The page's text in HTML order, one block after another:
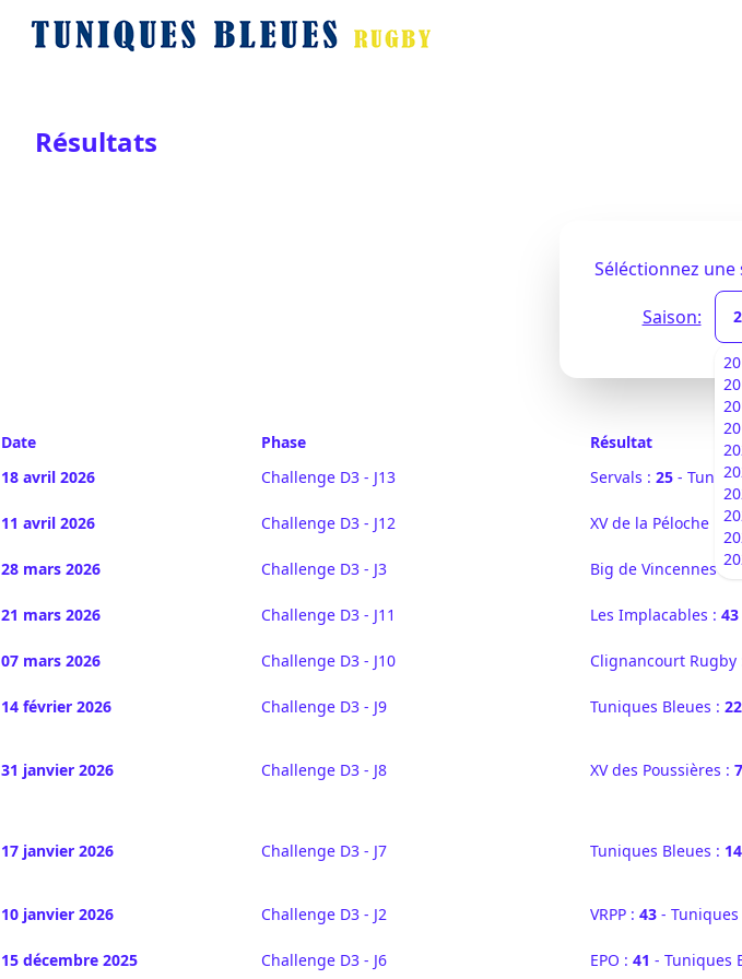
Résultats
Séléctionnez une
Saison:
Date Phase Résultat
18 avril 2026
Challenge D3 - J13 Servals : 25 -
11 avril 2026 Challenge D3 - J12 XV de la Péloche : 45
28 mars 2026 Challenge D3 - J3 Big de Vincennes :
21 mars 2026 Challenge D3 - J11 Les Implacables : 43
07 mars 2026 Challenge D3 - J10 Clignancourt Rugby
14 février 2026 Challenge D3 - J9 Tuniques Bleues : 22
31 janvier 2026 Challenge D3 - J8 XV des Poussières :
17 janvier 2026 Challenge D3 - J7 Tuniques Bleues : 14
10 janvier 2026
Challenge D3 - J2 VRPP : 43 - Tuniques
15 décembre 2025 Challenge D3 - J6 EPO : 41 - Tuniques